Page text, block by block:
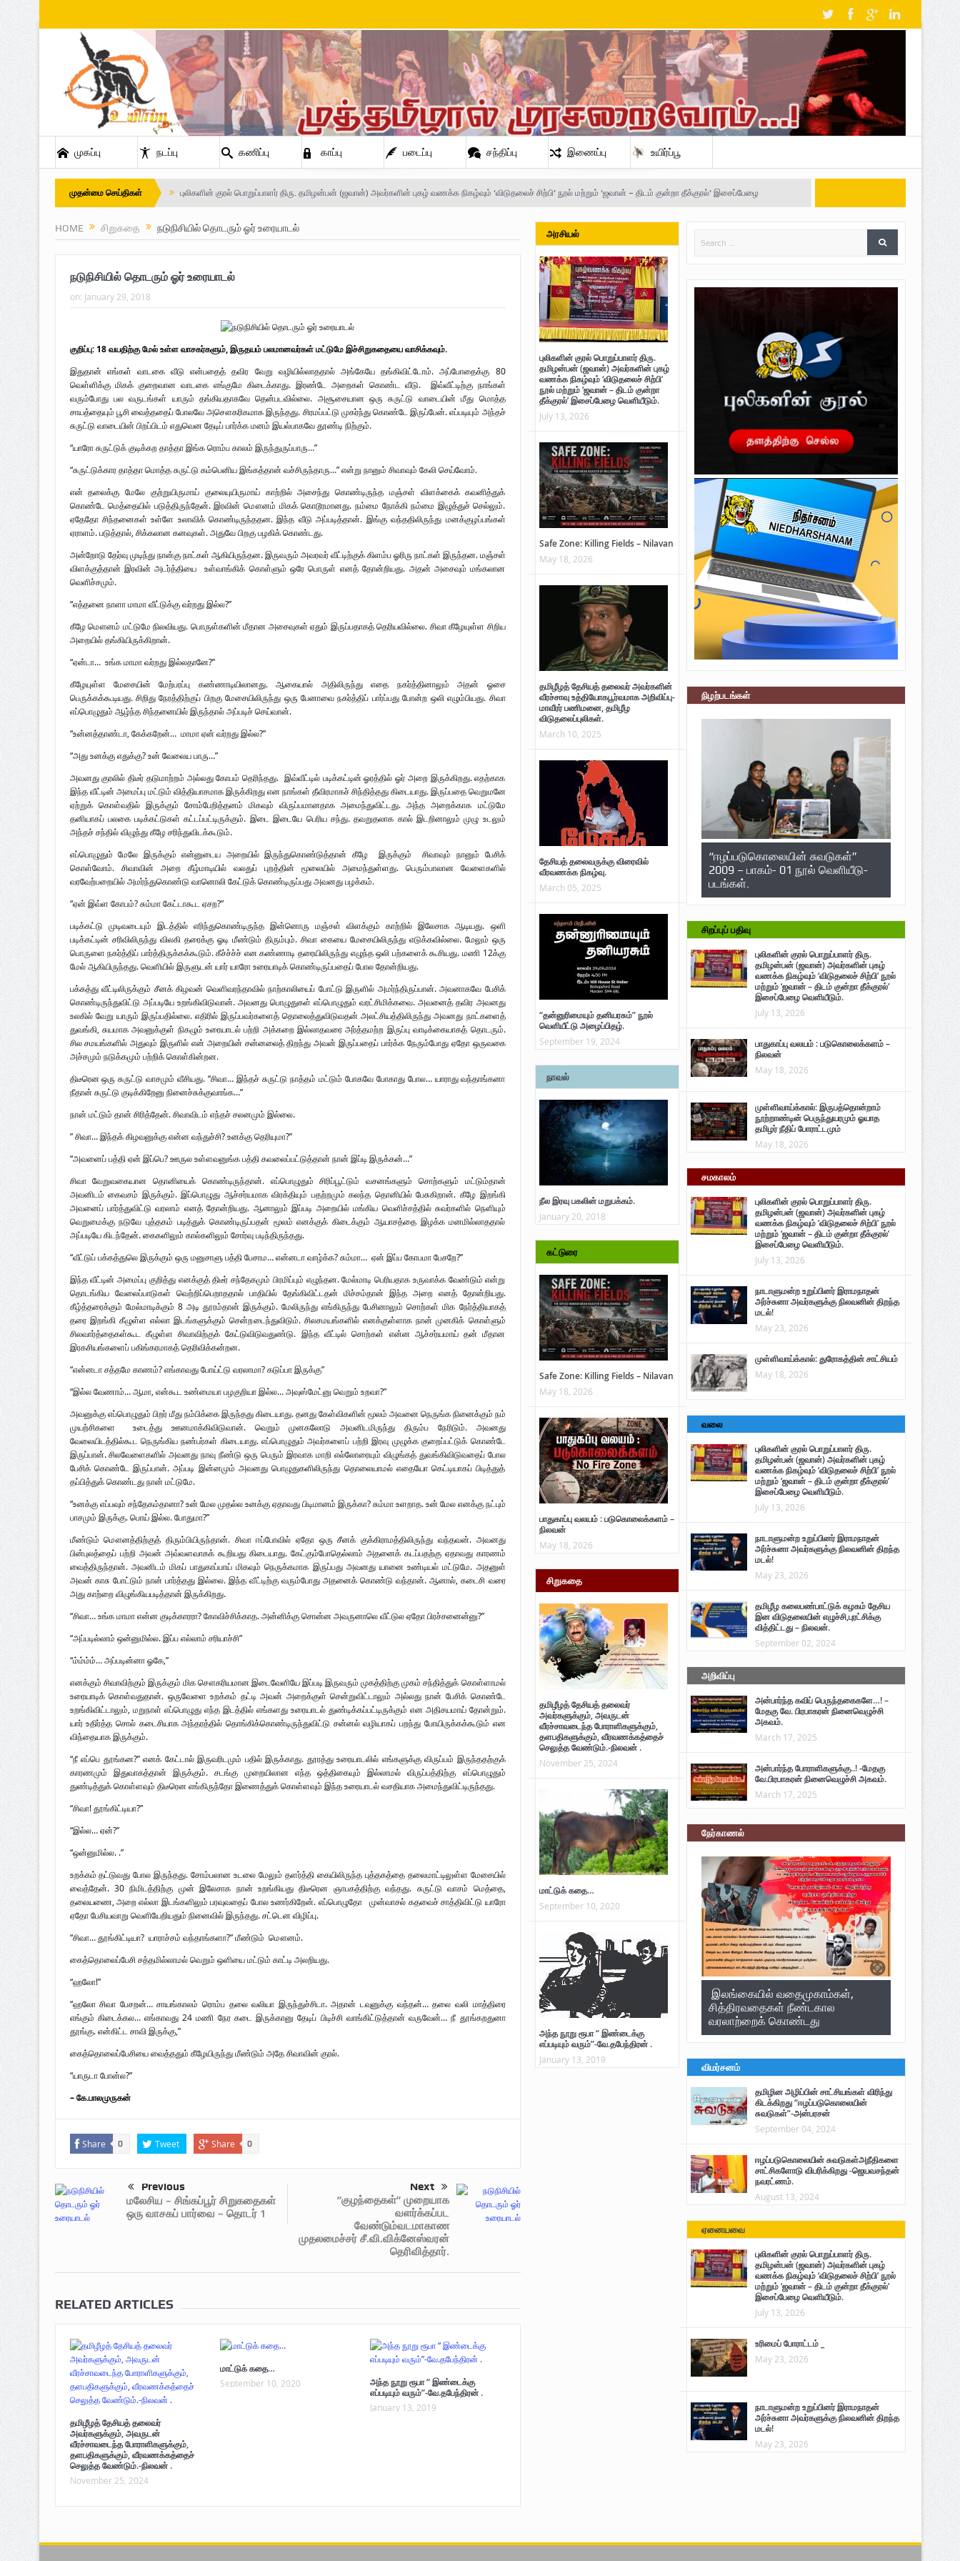
முகப்பு நடப்பு கணிப்பு காப்பு படைப்பு சந்திப்பு இணைப்பு உயிர்ப்பூ
முதன்மை செய்திகள் புலிகளின் குரல் பொறுப்பாளர் திரு. தமிழன்பன் (ஜவான்) அவர்களின் புகழ் வணக்க நிகழ்வும் ‘விடுதலைச் சிற்பி’ நூல் மற்றும் ‘ஜவான் – திடம் குன்றா தீக்குரல்’ இசைப்பேழை
நாடாளுமன்ற உறுப்பினர் இராமநாதன் அர்ச்சுனா அவர்களுக்கு நிலவனின் திறந்த மடல்!
பாதுகாப்பு வலயம் : படுகொலைக்களம் – நிலவன்
விடுதலைப் பெருமூச்சு : பிரிகேடியர் தீபன்
மண்ணின் மைந்தன்: பிரிகேடியர் ஜெயம் அண்ணா
வரலாற்று ஆவணங்களின் வெளியீட்டு
முள்ளிவாய்க்கால்: துரோகத்தின் சாட்சியம்
HOME சிறுகதை நடுநிசியில் தொடரும் ஓர் உரையாடல்
நடுநிசியில் தொடரும் ஓர் உரையாடல்
on: January 29, 2018
குறிப்பு: 18 வயதிற்கு மேல் உள்ள வாசகர்களும், இருதயம் பலமானவர்கள் மட்டுமே இச்சிறுகதையை வாசிக்கவும்.
இதுதான் எங்கள் வாடகை வீடு என்பதைத் தவிர வேறு வழியில்லாததால் அங்கேயே தங்கிவிட்டோம். அப்போதைக்கு 80
வெள்ளிக்கு மிகக் குறைவான வாடகை எங்குமே கிடைக்காது. இரண்டே அறைகள் கொண்ட வீடு. இவ்வீட்டிற்கு நாங்கள்
வரும்போது பல வருடங்கள் யாரும் தங்கியதாகவே தென்படவில்லை. அசூசையான ஒரு சுருட்டு வாடையின் மீது மொத்த
சாயத்தையும் பூசி வைத்ததைப் போலவே அசௌகரிகமாக இருந்தது. சிரமப்பட்டு முகர்ந்து கொண்டே இருப்பேன். எப்படியும் அந்தச்
சுருட்டு வாடையின் பிறப்பிடம் எதுவென தேடிப் பார்க்க மனம் இயல்பாகவே தூண்டி நிற்கும்.
“யாரோ சுருட்டுக் குடிக்கற தாத்தா இங்க ரொம்ப காலம் இருந்துருப்பாரு…”
“சுருட்டுக்கார தாத்தா மொத்த சுருட்டு கம்பெனிய இங்கத்தான் வச்சிருந்தாரு…” என்று நானும் சிவாவும் கேலி செய்வோம்.
என் தலைக்கு மேலே குற்றுயிருமாய் குலையுயிருமாய் காற்றில் அசைந்து கொண்டிருந்த மஞ்சள் விளக்கைக் கவனித்துக்
கொண்டே மெத்தையில் படுத்திருந்தேன். இரவின் மௌனம் மிகக் கொடூரமானது. நம்மை நோக்கி நம்மை இழுத்துச் செல்லும்.
ஏதேதோ சிந்தனைகள் உள்ளே உலாவிக் கொண்டிருந்ததன. இந்த வீடு அப்படித்தான். இங்கு வந்ததிலிருந்து மனக்குழப்பங்கள்
ஏராளம். படுத்தால், சிக்கலான கனவுகள். அதுவே பிறகு பழகிக் கொண்டது.
அன்றோடு தேர்வு முடிந்து நான்கு நாட்கள் ஆகியிருந்தன. இருவரும் அவரவர் வீட்டிற்குக் கிளம்ப ஓரிரு நாட்கள் இருந்தன. மஞ்சள்
விளக்குத்தான் இரவின் அடர்த்தியை உள்வாங்கிக் கொள்ளும் ஒரே பொருள் எனத் தோன்றியது. அதன் அசைவும் மங்கலான
வெளிச்சமும்.
“எத்தனை நாளா மாமா வீட்டுக்கு வர்றது இல்ல?”
கீழே மௌனம் மட்டுமே நிலவியது. பொருள்களின் மீதான அசைவுகள் ஏதும் இருப்பதாகத் தெரியவில்லை. சிவா கீழேயுள்ள சிறிய
அறையில் தங்கியிருக்கிறான்.
“ஏன்டா… உங்க மாமா வர்றது இல்லதானே?”
கீழேயுள்ள மேசையின் மேற்பரப்பு கண்ணாடியிலானது. ஆகையால் அதிலிருந்து எதை நகர்த்தினாலும் அதன் ஓசை
பெருக்கக்கூடியது. சிறிது நேரத்திற்குப் பிறகு மேசையிலிருந்து ஒரு பேனாவை நகர்த்திப் பார்ப்பது போன்ற ஒலி எழும்பியது. சிவா
எப்பொழுதும் ஆழ்ந்த சிந்தனையில் இருந்தால் அப்படிச் செய்வான்.
“உன்னத்தாண்டா, கேக்கறேன்… மாமா ஏன் வர்றது இல்ல?”
“அது உனக்கு எதுக்கு? உன் வேலைய பாரு…”
அவனது குரலில் திடீர் தடுமாற்றம் அல்லது கோபம் தெரிந்தது. இவ்வீட்டில் படிக்கட்டின் ஓரத்தில் ஓர் அறை இருக்கிறது. எதற்காக
இந்த வீட்டின் அமைப்பு மட்டும் வித்தியாசமாக இருக்கிறது என நாங்கள் தீவிரமாகச் சிந்தித்தது கிடையாது. இருப்பதை வெறுமனே
ஏற்றுக் கொள்வதில் இருக்கும் சோம்பேறித்தனம் மிகவும் விருப்பமானதாக அமைந்துவிட்டது. அந்த அறைக்காக மட்டுமே
தனியாகப் பலகை படிக்கட்டுகள் கட்டப்பட்டிருக்கும். இடை இடையே பெரிய சந்து. தவறுதலாக கால் இடறினாலும் முழு உடலும்
அந்தச் சந்தில் விழுந்து கீழே சரிந்துவிடக்கூடும்.
எப்பொழுதும் மேலே இருக்கும் என்னுடைய அறையில் இருந்துகொண்டுத்தான் கீழே இருக்கும் சிவாவும் நானும் பேசிக்
கொள்வோம். சிவாவின் அறை கீழ்மாடியில் வலதுப் புறத்தின் மூலையில் அமைந்துள்ளது. பெரும்பாலான வேளைகளில்
வரவேற்பறையில் அமர்ந்துகொண்டு வானொலி கேட்டுக் கொண்டிருப்பது அவனது பழக்கம்.
“ஏன் இவ்ள கோபம்? சும்மா கேட்டாகூட ஏசற?”
படிக்கட்டு முடிவடையும் இடத்தில் எரிந்துகொண்டிருந்த இன்னொரு மஞ்சள் விளக்கும் காற்றில் இலேசாக ஆடியது. ஒளி
படிக்கட்டின் சரிவிலிருந்து விலகி தரைக்கு ஓடி மீண்டும் திரும்பும். சிவா கையை மேசையிலிருந்து எடுக்கவில்லை. மேலும் ஒரு
பொருளை நகர்த்திப் பார்த்திருக்கக்கூடும். கீச்ச்ச்ச் என கண்ணாடி தரையிலிருந்து எழுந்த ஒலி பற்களைக் கூசியது. மணி 12க்கு
மேல் ஆகியிருந்தது. வெளியில் இருளுடன் யார் யாரோ உரையாடிக் கொண்டிருப்பதைப் போல தோன்றியது.
பக்கத்து வீட்டிலிருக்கும் சீனக் கிழவன் வெளிவரந்தாவில் நாற்காலியைப் போட்டு இருளில் அமர்ந்திருப்பான். அவனாகவே பேசிக்
கொண்டிருந்துவிட்டு அப்படியே உறங்கிவிடுவான். அவனது பொழுதுகள் எப்பொழுதும் வரட்சிமிக்கவை. அவனைத் தவிர அவனது
உலகில் வேறு யாரும் இருப்பதில்லை. எதிரில் இருப்பவர்களைத் தொலைத்துவிடுவதன் அலட்சியத்திலிருந்து அவனது நாட்களைத்
துவங்கி, சுயமாக அவனுக்குள் நிகழும் உரையாடல் பற்றி அக்கறை இல்லாதவரை அர்த்தமற்ற இருப்பு வாடிக்கையாகத் தொடரும்.
சில சமயங்களில் அதுவும் இருளில் என் அறையின் சன்னலைத் திறந்து அவன் இருப்பதைப் பார்க்க நேரும்போது ஏதோ ஒருவகை
அச்சமும் நடுக்கமும் பற்றிக் கொள்கின்றன.
திடீரென ஒரு சுருட்டு வாசமும் வீசியது. “சிவா… இந்தச் சுருட்டு நாத்தம் மட்டும் போகவே போகாது போல… யாராது வந்தாங்கனா
நீதான் சுருட்டு குடிக்கிறேனு நினைச்சுக்குவாங்க…”
நான் மட்டும் தான் சிரித்தேன். சிவாவிடம் எந்தச் சலனமும் இல்லை.
” சிவா… இந்தக் கிழவனுக்கு என்ன வந்துச்சி? உனக்கு தெரியுமா?”
“அவனைப் பத்தி ஏன் இப்பெ? ஊருல உள்ளவனுங்க பத்தி கவலைப்பட்டுத்தான் நான் இப்டி இருக்கன்…”
சிவா வேறுவகையான தொனியைக் கொண்டிருந்தான். எப்பொழுதும் சிரிப்பூட்டும் வசனங்களும் சொற்களும் மட்டும்தான்
அவனிடம் கைவசம் இருக்கும். இப்பொழுது ஆச்சர்யமாக விரக்தியும் பதற்றமும் கலந்த தொனியில் பேசுகிறான். கீழே இறங்கி
அவனைப் பார்த்துவிட்டு வரலாம் எனத் தோன்றியது. ஆனாலும் இப்படி அறையில் மங்கிய வெளிச்சத்தில் சுவர்களில் நெளியும்
வெறுமைக்கு நடுவே புத்தகம் படித்துக் கொண்டிருப்பதன் மூலம் எனக்குக் கிடைக்கும் ஆயாசத்தை இழக்க மனமில்லாததால்
அப்படியே கிடந்தேன். கைகளிலும் கால்களிலும் சோர்வு படிந்திருந்தது.
“வீட்டுப் பக்கத்துலெ இருக்கும் ஒரு மனுசாளு பத்தி பேசாம… என்னடா வாழ்க்க? சும்மா… ஏன் இப்ப கோபமா பேசறே?”
இந்த வீட்டின் அமைப்பு குறித்து எனக்குத் திடீர் சந்தேகமும் பிரமிப்பும் எழுந்தன. மேல்மாடி பெரியதாக உருவாக்க வேண்டும் என்று
தொடங்கிய வேலைப்பாடுகள் வெற்றிப்பெறாததால் பாதியில் தேங்கிவிட்டதன் மிச்சம்தான் இந்த அறை எனத் தோன்றியது.
கீழ்த்தரைக்கும் மேல்மாடிக்கும் 8 அடி தூரம்தான் இருக்கும். மேலிருந்து எங்கிருந்து பேசினாலும் சொற்கள் மிக நேர்த்தியாகத்
தரை இறங்கி கீழுள்ள எல்லா இடங்களுக்கும் சென்றடைந்துவிடும். சிலசமயங்களில் எனக்குள்ளாக நான் முனகிக் கொள்ளும்
சிலவார்த்தைகள்கூட கீழுள்ள சிவாவிற்குக் கேட்டுவிடுவதுண்டு. இந்த வீட்டில் சொற்கள் என்ன ஆச்சர்யமாய் தன் மீதான
இரகசியங்களைப் பகிங்கரமாகத் தெரிவிக்கன்றன.
“என்னடா சத்தமே காணம்? எங்காவது போய்ட்டு வரலாமா? கடுப்பா இருக்கு”
“இல்ல வேணாம்… ஆமா, என்கூட உண்மையா பழகுறியா இல்ல… அவுஸ்மேட்னு வெறும் உறவா?”
அவனுக்கு எப்பொழுதும் பிறர் மீது நம்பிக்கை இருந்தது கிடையாது. தனது கேள்விகளின் மூலம் அவனை நெருங்க நினைக்கும் நம்
முயற்சிகளை உடைத்து ஊனமாக்கிவிடுவான். வெறும் முனகலோடு அவனிடமிருந்து திரும்ப நேரிடும். அவனது
வேலையிடத்தில்கூட நெருங்கிய நண்பர்கள் கிடையாது. எப்பொழுதும் அவர்களைப் பற்றி இரவு முழுக்க குறைப்பட்டுக் கொண்டே
இருப்பான். சிலவேளைகளில் அவனது நாவு நீண்டு ஒரு பெரும் இரவாக மாறி எல்லோரையும் விழுங்கத் துவங்கிவிடுவதைப் போல
பேசிக் கொண்டே இருப்பான். அப்படி இன்னமும் அவனது பொழுதுகளிலிருந்து தொலையாமல் எதையோ கெட்டியாகப் பிடித்துத்
தப்பித்துக் கொண்டது நான் மட்டுமே.
“உனக்கு எப்பவும் சந்தேகம்தானா? உன் மேல முதல்ல உனக்கு ஏதாவது பிடிமானம் இருக்கா? சும்மா உளறாத. உன் மேல எனக்கு நட்பும்
பாசமும் இருக்கு. பொய் இல்ல. போதுமா?”
மீண்டும் மௌனத்திற்குத் திரும்பியிருந்தான். சிவா ஈப்போவில் ஏதோ ஒரு சீனக் குக்கிராமத்திலிருந்து வந்தவன். அவனது
பின்புலத்தைப் பற்றி அவன் அவ்வளவாகக் கூறியது கிடையாது. கேட்கும்போதெல்லாம் அதனைக் கடப்பதற்கு ஏதாவது காரணம்
வைத்திருந்தான். அவனிடம் மிகப் பாதுகாப்பாய் மிகவும் நெருக்கமாக இருப்பது அவனது யானை உண்டியல் மட்டுமே. அதனுள்
அவன் காசு போட்டும் நான் பார்த்தது இல்லை. இந்த வீட்டிற்கு வரும்போது அதனைக் கொண்டு வந்தான். ஆனால், கடைசி வரை
அது காற்றை விழுங்கியபடித்தான் இருக்கிறது.
“சிவா… உங்க மாமா என்ன குடிக்காரரா? கோவிச்சிக்காத. அன்னிக்கு சொன்ன அவருனாலெ வீட்டுல ஏதோ பிரச்சனைன்னு?”
“அப்படில்லாம் ஒன்னுமில்ல. இப்ப எல்லாம் சரியாச்சி”
“ம்ம்ம்ம்… அப்படின்னா ஓகே,”
எனக்கும் சிவாவிற்கும் இருக்கும் மிக சௌகரியமான இடைவேளியே இப்படி இருவரும் முகத்திற்கு முகம் சந்தித்துக் கொள்ளாமல்
உரையாடிக் கொள்வதுதான். ஒருவேளை உறக்கம் தட்டி அவன் அறைக்குள் சென்றுவிட்டாலும் அல்லது நான் பேசிக் கொண்டே
உறங்கிவிட்டாலும், மறுநாள் எப்பொழுது எந்த இடத்தில் எங்களது உரையாடல் துண்டிக்கப்பட்டிருக்கும் என அதிசயமாய் தோன்றும்.
யார் உதிர்த்த சொல் கடைசியாக அந்தரத்தில் தொங்கிக்கொண்டிருந்துவிட்டு சன்னல் வழியாகப் பறந்து போயிருக்கக்கூடும் என
விந்தையாக இருக்கும்.
“நீ எப்பெ தூங்கன?” எனக் கேட்டால் இருவரிடமும் பதில் இருக்காது. தூரத்து உரையாடலில் எங்களுக்கு விருப்பம் இருந்ததற்குக்
காரணமும் இதுவாகத்தான் இருக்கும். சடங்கு முறையிலான எந்த ஒத்திகையும் இல்லாமல் விருப்பத்திற்கு எப்பொழுதும்
துண்டித்துக் கொள்ளவும் திடீரென எங்கிருந்தோ இணைத்துக் கொள்ளவும் இந்த உரையாடல் வசதியாக அமைந்துவிட்டிருந்தது.
“சிவா! தூங்கிட்டியா?”
“இல்ல… ஏன்?”
“ஒன்னுமில்ல. .”
உறக்கம் தட்டுவது போல இருந்தது. சோம்பலான உடலை மேலும் தளர்த்தி கையிலிருந்த புத்தகத்தை தலைமாட்டிலுள்ள மேசையில்
வைத்தேன். 30 நிமிடத்திற்கு முன் இலேசாக நான் உறங்கியது திடீரென ஞாபகத்திற்கு வந்தது. சுருட்டு வாசம் மெத்தை,
தலையணை, அறை எல்லா இடங்களிலும் பரவுவதைப் போல உணர்கிறேன். எப்பொழுதோ முன்வாசல் கதவைச் சாத்திவிட்டு யாரோ
ஏதோ பேசியவாறு வெளியேறியதும் நினைவில் இருந்தது. சட்டென விழிப்பு.
“சிவா… தூங்கிட்டியா? யாராச்சம் வந்தாங்களா?” மீண்டும் மௌனம்.
கைத்தொலைப்பேசி சத்தமில்லாமல் வெறும் ஒளியை மட்டும் காட்டி அலறியது.
“ஹலோ!”
“ஹலோ சிவா பேசறன்… சாயங்காலம் ரொம்ப தலை வலியா இருந்துச்சிடா. அதான் டவுனுக்கு வந்தன்… தலை வலி மாத்திரை
எங்கும் கிடைக்கல… எங்காவது 24 மணி நேர கடை இருக்கானு தேடிப் பிடிச்சி வாங்கிட்டுத்தான் வருவேன்… நீ தூங்கறதுனா
தூங்கு. என்கிட்ட சாவி இருக்கு,”
கைத்தொலைப்பேசியை வைத்ததும் கீழேயிருந்து மீண்டும் அதே சிவாவின் குரல்.
“யாருடா போன்ல?”
– கே.பாலமுருகன்
Share 0 Tweet Share 0
Previous
மலேசிய – சிங்கப்பூர் சிறுகதைகள்
ஒரு வாசகப் பார்வை – தொடர் 1
Next
”குழந்தைகள்” முறையாக
வளர்க்கப்பட
வேண்டும்வடமாகாண
முதலமைச்சர் சீ.வி.விக்னேஸ்வரன்
தெரிவித்தார்.
RELATED ARTICLES
தமிழீழத் தேசியத் தலைவர்
அவர்களுக்கும், அவருடன்
வீரச்சாவடைந்த போராளிகளுக்கும்,
தளபதிகளுக்கும், வீரவணக்கத்தைச்
செலுத்த வேண்டும்.-நிலவன் .
November 25, 2024
மாட்டுக் கதை…
September 10, 2020
அந்த நூறு ரூபா “ இண்டைக்கு
எப்படியும் வரும்”-வே.தபேந்திரன் .
January 13, 2019
அரசியல்
புலிகளின் குரல் பொறுப்பாளர் திரு.
தமிழன்பன் (ஜவான்) அவர்களின் புகழ்
வணக்க நிகழ்வும் ‘விடுதலைச் சிற்பி’
நூல் மற்றும் ‘ஜவான் – திடம் குன்றா
தீக்குரல்’ இசைப்பேழை வெளியீடும்.
July 13, 2026
Safe Zone: Killing Fields – Nilavan
May 18, 2026
தமிழீழத் தேசியத் தலைவர் அவர்களின்
வீரச்சாவு உத்தியோகபூர்வமாக அறிவிப்பு-
மாவீரர் பணிமனை, தமிழீழ
விடுதலைப்புலிகள்.
March 10, 2025
தேசியத் தலைவருக்கு விரைவில்
வீரவணக்க நிகழ்வு.
March 05, 2025
“தன்னுரிமையும் தனியரசும்” நூல்
வெளியீட்டு அழைப்பிதழ்.
September 19, 2024
நாவல்
நீல இரவு பகலின் மறுபக்கம்.
January 20, 2018
கட்டுரை
Safe Zone: Killing Fields – Nilavan
May 18, 2026
பாதுகாப்பு வலயம் : படுகொலைக்களம் –
நிலவன்
May 18, 2026
சிறுகதை
தமிழீழத் தேசியத் தலைவர்
அவர்களுக்கும், அவருடன்
வீரச்சாவடைந்த போராளிகளுக்கும்,
தளபதிகளுக்கும், வீரவணக்கத்தைச்
செலுத்த வேண்டும்.-நிலவன் .
November 25, 2024
மாட்டுக் கதை…
September 10, 2020
அந்த நூறு ரூபா “ இண்டைக்கு
எப்படியும் வரும்”-வே.தபேந்திரன் .
January 13, 2019
நிழற்படங்கள்
“ஈழப்படுகொலையின் சுவடுகள்”
2009 – பாகம்- 01 நூல் வெளியீடு-
படங்கள்.
சிறப்புப் பதிவு
புலிகளின் குரல் பொறுப்பாளர் திரு.
தமிழன்பன் (ஜவான்) அவர்களின் புகழ்
வணக்க நிகழ்வும் ‘விடுதலைச் சிற்பி’ நூல்
மற்றும் ‘ஜவான் – திடம் குன்றா தீக்குரல்’
இசைப்பேழை வெளியீடும்.
July 13, 2026
பாதுகாப்பு வலயம் : படுகொலைக்களம் –
நிலவன்
May 18, 2026
முள்ளிவாய்க்கால்: இருபத்தொன்றாம்
நூற்றாண்டின் பெருந்துயரமும் ஓயாத
தமிழர் நீதிப் போராட்டமும்
May 18, 2026
சமகாலம்
புலிகளின் குரல் பொறுப்பாளர் திரு.
தமிழன்பன் (ஜவான்) அவர்களின் புகழ்
வணக்க நிகழ்வும் ‘விடுதலைச் சிற்பி’ நூல்
மற்றும் ‘ஜவான் – திடம் குன்றா தீக்குரல்’
இசைப்பேழை வெளியீடும்.
July 13, 2026
நாடாளுமன்ற உறுப்பினர் இராமநாதன்
அர்ச்சுனா அவர்களுக்கு நிலவனின் திறந்த
மடல்!
May 23, 2026
முள்ளிவாய்க்கால்: துரோகத்தின் சாட்சியம்
May 18, 2026
வலை
புலிகளின் குரல் பொறுப்பாளர் திரு.
தமிழன்பன் (ஜவான்) அவர்களின் புகழ்
வணக்க நிகழ்வும் ‘விடுதலைச் சிற்பி’ நூல்
மற்றும் ‘ஜவான் – திடம் குன்றா தீக்குரல்’
இசைப்பேழை வெளியீடும்.
July 13, 2026
நாடாளுமன்ற உறுப்பினர் இராமநாதன்
அர்ச்சுனா அவர்களுக்கு நிலவனின் திறந்த
மடல்!
May 23, 2026
தமிழீழ கலைபண்பாட்டுக் கழகம் தேசிய
இன விடுதலையின் எழுச்சி,புரட்சிக்கு
வித்திட்டது – நிலவன்.
September 02, 2024
அறிவிப்பு
அன்பார்ந்த கவிப் பெருந்தகைகளே…! –
மேதகு வே. பிரபாகரன் நினைவெழுச்சி
அகவம்.
March 17, 2025
அன்பார்ந்த போராளிகளுக்கு..! -மேதகு
வே.பிரபாகரன் நினைவெழுச்சி அகவம்.
March 17, 2025
நேர்காணல்
இலங்கையில் வதைமுகாம்கள்,
சித்திரவதைகள் நீண்டகால
வரலாற்றைக் கொண்டது
விமர்சனம்
தமிழின அழிப்பின் சாட்சியங்கள் விரிந்து
கிடக்கிறது “ஈழப்படுகொலையின்
சுவடுகள்”-அன்பரசன்
September 04, 2024
ஈழப்படுகொலையின் சுவடுகள்அநீதிகளை
சாட்சிகளோடு விபரிக்கிறது -ஜெயவசந்தன்
நவரட்ணம்.
August 13, 2024
ஏனையவை
புலிகளின் குரல் பொறுப்பாளர் திரு.
தமிழன்பன் (ஜவான்) அவர்களின் புகழ்
வணக்க நிகழ்வும் ‘விடுதலைச் சிற்பி’ நூல்
மற்றும் ‘ஜவான் – திடம் குன்றா தீக்குரல்’
இசைப்பேழை வெளியீடும்.
July 13, 2026
உரிமைப் போராட்டம் _
May 23, 2026
நாடாளுமன்ற உறுப்பினர் இராமநாதன்
அர்ச்சுனா அவர்களுக்கு நிலவனின் திறந்த
மடல்!
May 23, 2026